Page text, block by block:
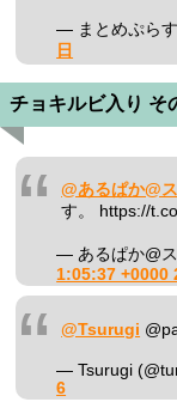
— まとめぷら
日
チョキルビ入り そ
@あるぱか@
す。 https://
— あるぱか@
1:05:37 +0000
@Tsurugi
— Tsurugi
6